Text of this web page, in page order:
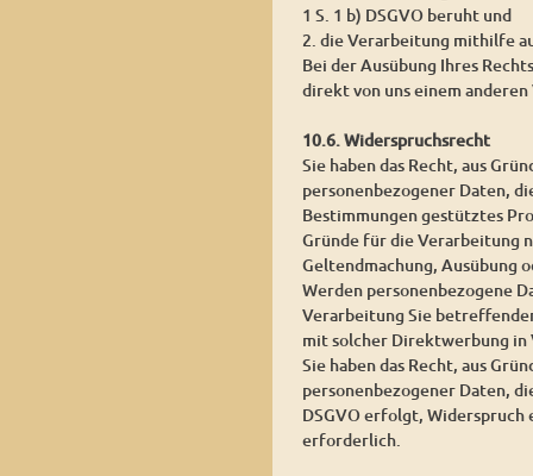
1 S. 1 b) DSGVO beruht und
2. die Verarbeitung mithilfe
Bei der Ausübung Ihres
direkt von uns einem
10.6. Widerspruchsrecht
Sie haben das Recht, aus
personenbezogener Daten,
Bestimmungen gestütztes
Gründe für die Verarbeitung
Geltendmachung, Ausübung
Werden personenbezogene
Verarbeitung Sie
mit solcher Direktwerbung in
Sie haben das Recht, aus
personenbezogener Daten,
DSGVO erfolgt,
erforderlich.